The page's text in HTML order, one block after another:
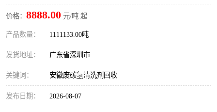
价格： 8888.00 元/吨 起
产品数量： 1111133.00吨
发货地址： 广东省深圳市
关键词： 安徽废碳氢清洗剂回收
发布日期： 2026-08-07